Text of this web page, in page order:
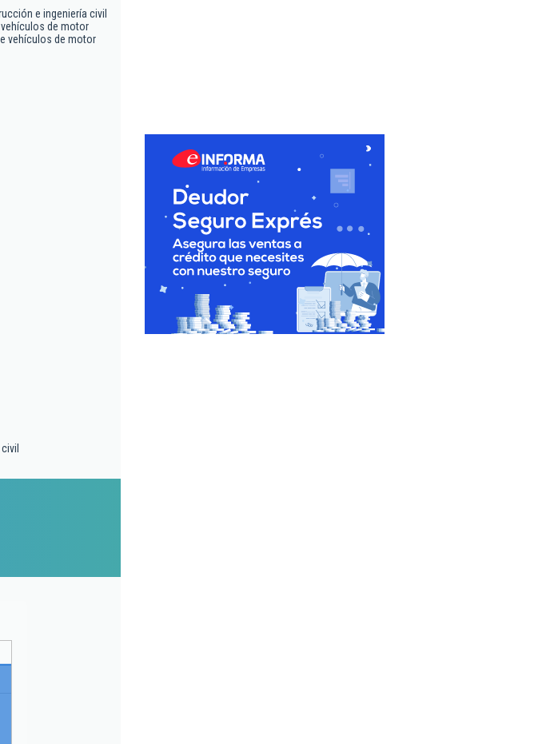
e ingeniería civil
de motor
vehículos de motor